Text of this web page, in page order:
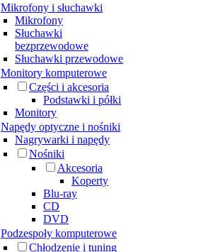
Mikrofony i słuchawki
Mikrofony
Słuchawki
bezprzewodowe
Słuchawki przewodowe
Monitory komputerowe
Części i akcesoria
Podstawki i półki
Monitory
Napędy optyczne i nośniki
Nagrywarki i napędy
Nośniki
Akcesoria
Koperty
Blu-ray
CD
DVD
Podzespoły komputerowe
Chłodzenie i tuning